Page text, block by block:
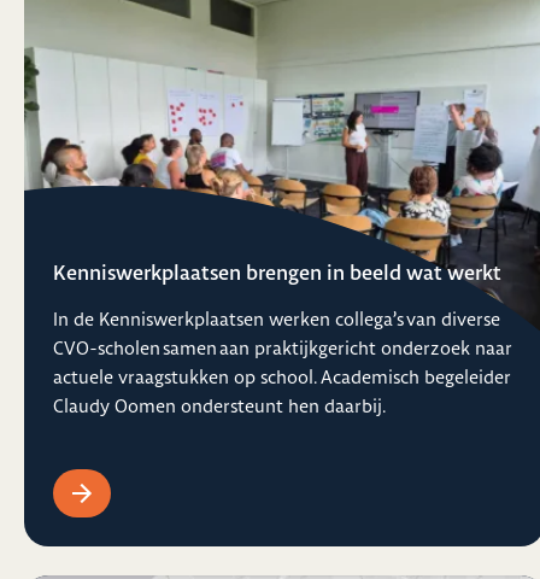
Kenniswerkplaatsen brengen in beeld wat werkt
In de Kenniswerkplaatsen werken collega’s van diverse
CVO-scholen samen aan praktijkgericht onderzoek naar
actuele vraagstukken op school. Academisch begeleider
Claudy Oomen ondersteunt hen daarbij.